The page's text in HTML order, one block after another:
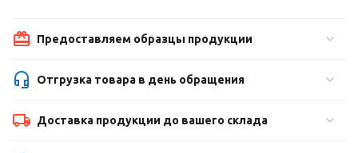
Предоставляем образцы продукции
Отгрузка товара в день обращения
Доставка продукции до вашего склада